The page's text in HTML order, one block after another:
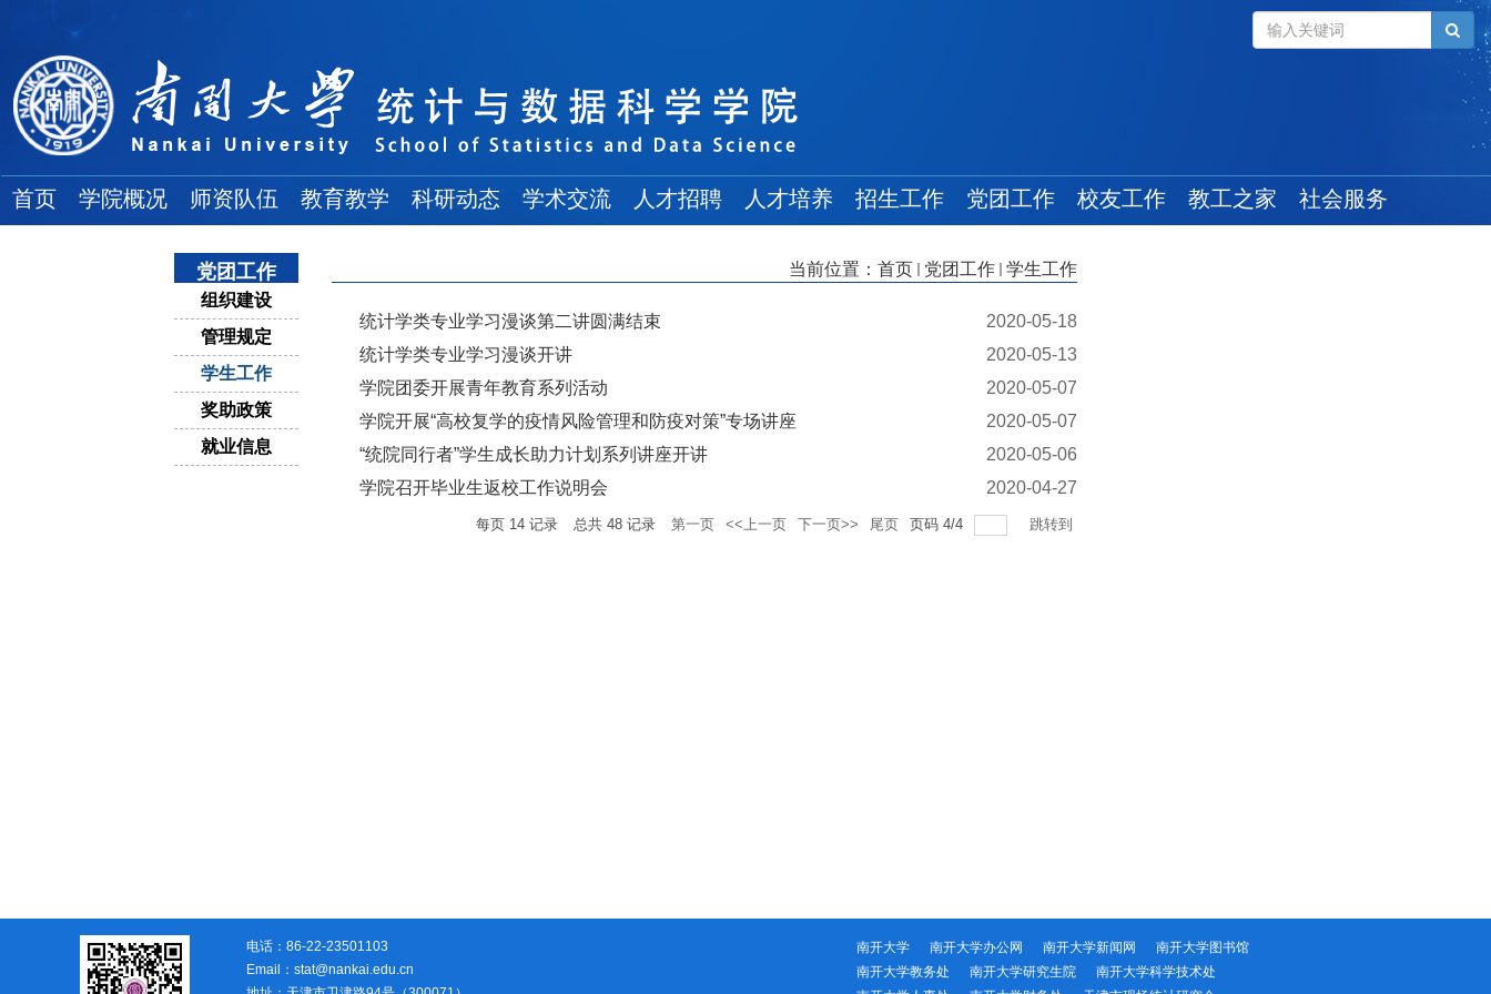
首页 学院概况 师资队伍
高端人才
全体教师
博士导师
硕士导师
双聘教师
博 士 后
教育教学
教学成果
本科生论坛
本科生教育
研究生教育
科研动态
学术论文
学术著作
科研奖励
学术交流
学术会议
来访学者
出访交流
交流信息
人才招聘
人才引进
博士后招收
人才培养
在读硕士
招生工作
硕士招生
党团工作
管理规定
学生工作
奖助政策
就业信息
校友工作 教工之家 社会服务
党团工作
组织建设
管理规定
学生工作
奖助政策
就业信息
当前位置： 首页 党团工作 学生工作
统计学类专业学习漫谈第二讲圆满结束
2020-05-18
统计学类专业学习漫谈开讲
2020-05-13
学院团委开展青年教育系列活动
2020-05-07
学院开展“高校复学的疫情风险管理和防疫对策”专场讲座
2020-05-07
“统院同行者”学生成长助力计划系列讲座开讲
2020-05-06
学院召开毕业生返校工作说明会
2020-04-27
每页 14 记录 总共 48 记录 第一页 <<上一页 下一页>> 尾页 页码 4/4 跳转到
电话：86-22-23501103
Email：stat@nankai.edu.cn
南开大学 南开大学办公网 南开大学新闻网
南开大学图书馆
南开大学教务处
南开大学研究生院
南开大学科学技术处